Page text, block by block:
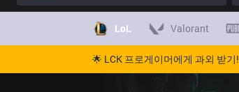
LoL Valorant
🌟 LCK 프로게이머에게 과외 받기!